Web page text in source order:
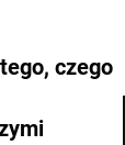
czego